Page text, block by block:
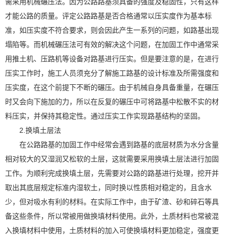
才能公路的质量。评定公路路基是否合格通常以压实度作为基本标
准，如压实度不符合要求，则会因此产生一系列的问题，如路基出现
塌陷等。而机械碾压法可有效的解决这个问题，在加固工作中通常采
用推土机、压路机等设备对路基进行压实。但是要注意的是，在进行
压实工作时，施工人员须充分了解施工路基的设计标准及所需强度和
压实度，在这个前提下不断的碾压。由于机械自身具备重量，在碾压
时又会向下施加的力，所以在反复的碾压中可将路基中松散不实的材
料压实，并保持其稳定性。通过压实工作实现路基结构的坚固。
2.换填土层法
在公路路基的加固工作中经常会遇到路基的底层材质为水分含量
相对较大的又湿润又松软的土层，这就需要采用换填土层法进行加固
工作。为顺利完成换填土层，先需要对公路的路基进行处理，挖开并
取出其底层规定标准内湿软土，同时换以性质相对稳定的，且含水
少，但对吸水有利的材料。在实际工作中，由于矿渣、砂和碎石等具
备这些条件，所以常被用做换填材料使用。此外，土质材料也常被混
入换填材料中使用，土质材料的加入可使换填材料更加稳定，强度更